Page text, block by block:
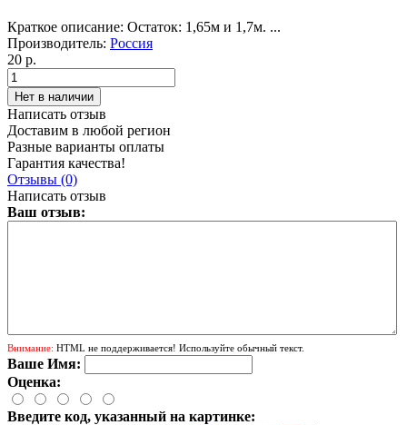
Краткое описание: Остаток: 1,65м и 1,7м. ...
Производитель: Россия
20 р.
Написать отзыв
Доставим в любой регион
Разные варианты оплаты
Гарантия качества!
Отзывы (0)
Написать отзыв
Ваш отзыв:
Внимание: HTML не поддерживается! Используйте обычный текст.
Ваше Имя:
Оценка:
Введите код, указанный на картинке: